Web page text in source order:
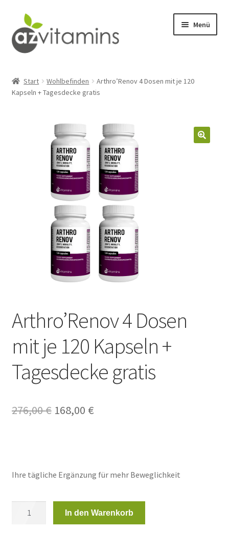
Navigation
springen
Zum
Inhalt
springen
Menü
Männergesundheit
Wohlbefinden
Stresslinderung
Start Wohlbefinden
Arthro’Renov 4 Dosen mit je 120
Kapseln + Tagesdecke gratis
Arthro’Renov 4 Dosen
mit je 120 Kapseln +
Tagesdecke gratis
276,00€ Ursprünglicher
168,00 €Aktueller
Ihre tägliche Ergänzung für mehr Beweglichkeit
In den Warenkorb